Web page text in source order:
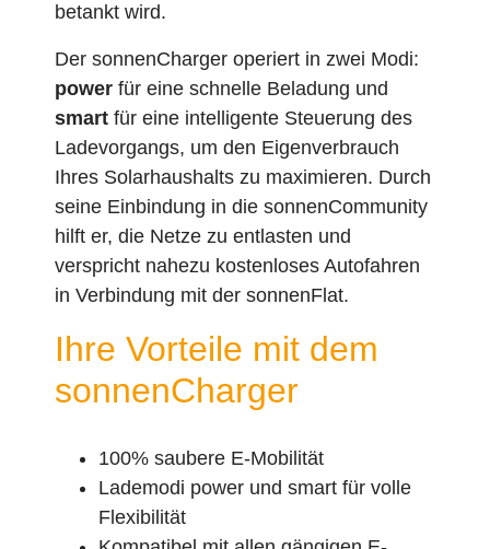
betankt wird.
Der sonnenCharger operiert in zwei Modi:
power für eine schnelle Beladung und
smart für eine intelligente Steuerung des
Ladevorgangs, um den Eigenverbrauch
Ihres Solarhaushalts zu maximieren. Durch
seine Einbindung in die sonnenCommunity
hilft er, die Netze zu entlasten und
verspricht nahezu kostenloses Autofahren
in Verbindung mit der sonnenFlat.
Ihre Vorteile mit dem
sonnenCharger
100% saubere E-Mobilität
Lademodi power und smart für volle
Flexibilität